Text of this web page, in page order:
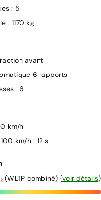
: 5
: 1170 kg
avant
6 rapports
: 6
km/h
km/h : 12 s
(WLTP combiné) (voir détails)